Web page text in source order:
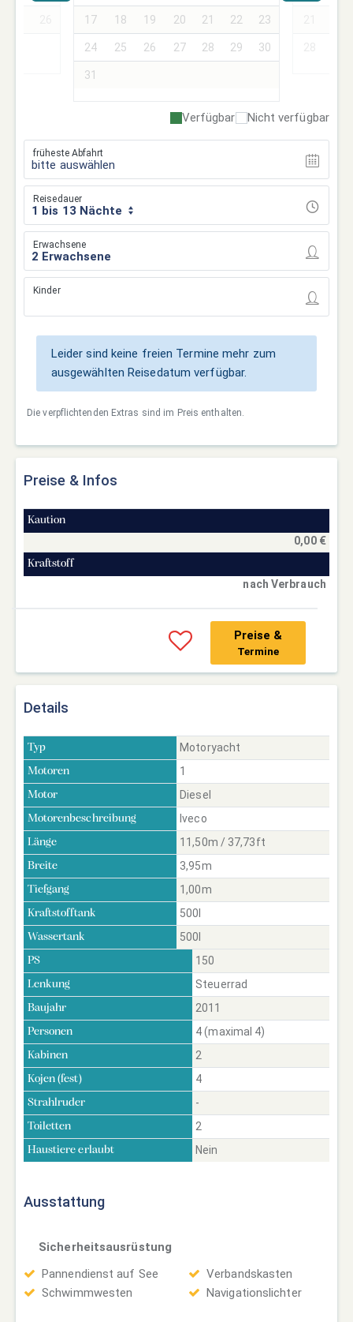
17 18 19 20 21 22 23
24 25 26 27 28 29 30
31
Verfügbar Nicht verfügbar
früheste Abfahrt
bitte auswählen
Reisedauer
1 bis 13 Nächte
Erwachsene
Kinder
Leider sind keine freien Termine mehr zum
ausgewählten Reisedatum verfügbar.
Die verpflichtenden Extras sind im Preis enthalten.
Preise & Infos
Kaution
0,00 €
Kraftstoff
nach Verbrauch
Preise &
Termine
Details
Typ Motoryacht
Motoren 1
Motor Diesel
Motorenbeschreibung Iveco
Länge 11,50m / 37,73ft
Breite 3,95m
Tiefgang 1,00m
Kraftstofftank 500l
Wassertank 500l
PS 150
Lenkung Steuerrad
Baujahr 2011
Personen 4 (maximal 4)
Kabinen 2
Kojen (fest) 4
Strahlruder -
Toiletten 2
Haustiere erlaubt Nein
Ausstattung
Sicherheitsausrüstung
Pannendienst auf See
Verbandskasten
Schwimmwesten
Navigationslichter